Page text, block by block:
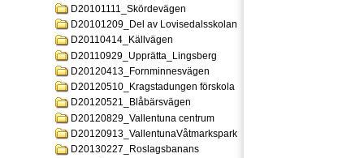
D20101111_Skördevägen
D20101209_Del av Lovisedalsskolan
D20110414_Källvägen
D20110929_Upprätta_Lingsberg
D20120413_Fornminnesvägen
D20120510_Kragstadungen förskola
D20120521_Blåbärsvägen
D20120829_Vallentuna centrum
D20120913_VallentunaVåtmarkspark
D20130227_Roslagsbanans